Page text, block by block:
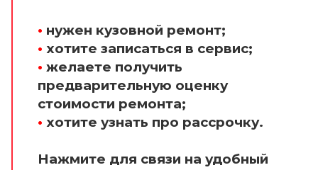
• нужен кузовной ремонт;
• хотите записаться в сервис;
• желаете получить
предварительную оценку
стоимости ремонта;
• хотите узнать про рассрочку.
Нажмите для связи на удобный